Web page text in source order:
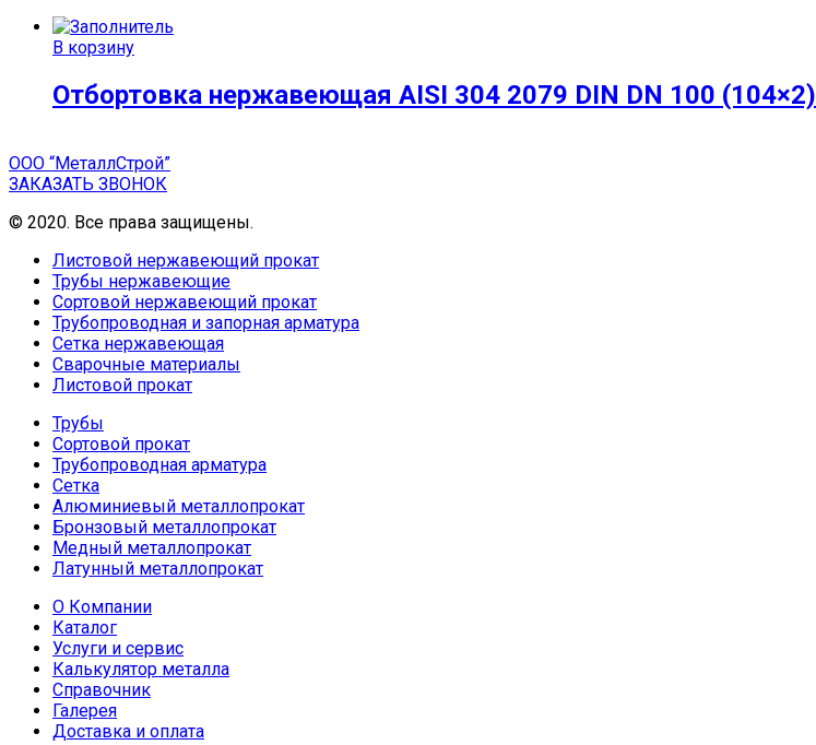
В корзину
Отбортовка нержавеющая AISI 304 2079 DIN DN 100 (104×2)
ООО “МеталлСтрой”
ЗАКАЗАТЬ ЗВОНОК
© 2020. Все права защищены.
Листовой нержавеющий прокат
Трубы нержавеющие
Сортовой нержавеющий прокат
Трубопроводная и запорная арматура
Сетка нержавеющая
Сварочные материалы
Листовой прокат
Трубы
Сортовой прокат
Трубопроводная арматура
Сетка
Алюминиевый металлопрокат
Бронзовый металлопрокат
Медный металлопрокат
Латунный металлопрокат
О Компании
Каталог
Услуги и сервис
Калькулятор металла
Справочник
Галерея
Доставка и оплата